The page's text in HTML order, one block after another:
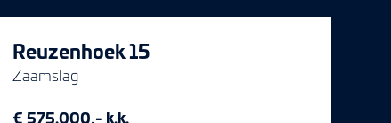
Reuzenhoek 15
Zaamslag
€ 575.000,- k.k.